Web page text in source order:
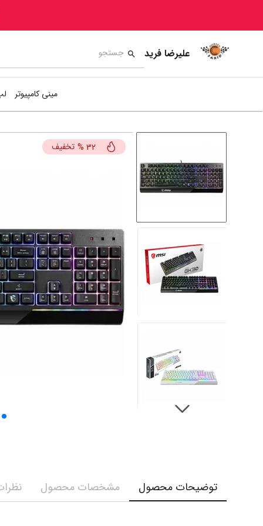
علیرضا فرید
مینی کامپیوتر
32
% تخفیف
توضیحات محصول مشخصات محصول